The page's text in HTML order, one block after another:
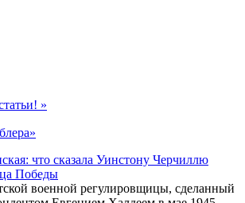
»
что сказала Уинстону Черчиллю
Победы
военной регулировщицы, сделанный